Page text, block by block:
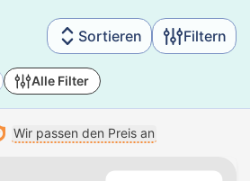
Sortieren Filtern
Alle Filter
Wir passen den Preis an